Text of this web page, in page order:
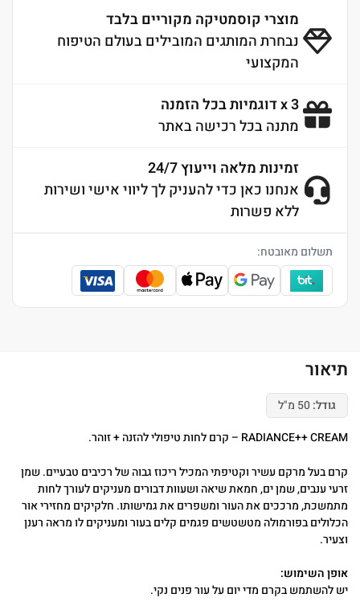
מוצרי קוסמטיקה מקוריים בלבד
נבחרת המותגים המובילים בעולם הטיפוח
המקצועי
3 x דוגמיות בכל הזמנה
מתנה בכל רכישה באתר
זמינות מלאה וייעוץ 24/7
אנחנו כאן כדי להעניק לך ליווי אישי ושירות
ללא פשרות
תשלום מאובטח:
תיאור
גודל:
RADIANCE++ CREAM – קרם לחות טיפולי להזנה + זוהר.
קרם בעל מרקם עשיר וקטיפתי המכיל ריכוז גבוה של רכיבים טבעיים. שמן
זרעי ענבים, שמן ים, חמאת שיאה ושעוות דבורים מעניקים לעורך לחות
מתמשכת, מרככים את העור ומשפרים את גמישותו. חלקיקים מחזירי אור
הכלולים בפורמולה מטשטשים פגמים קלים בעור ומעניקים לו מראה רענן
וצעיר.
אופן השימוש:
יש להשתמש בקרם מדי יום על עור פנים נקי.